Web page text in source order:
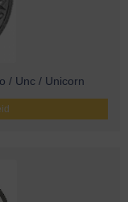
/ Unc / Unicorn